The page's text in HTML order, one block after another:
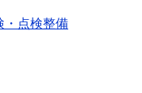
・点検整備